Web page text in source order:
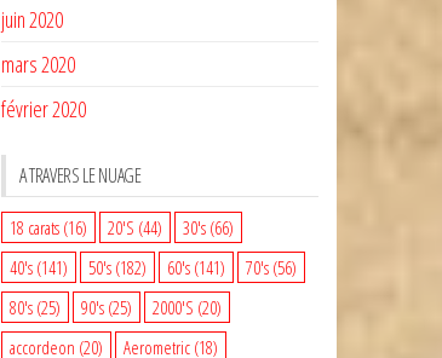
juin 2020
mars 2020
février 2020
A TRAVERS LE NUAGE
18 carats(16) 20'S (44) 30's(66)
40's(141) 50's(182) 60's(141) 70's(56)
80's(25) 90's(25) 2000'S (20)
accordeon (20) Aerometric(18)